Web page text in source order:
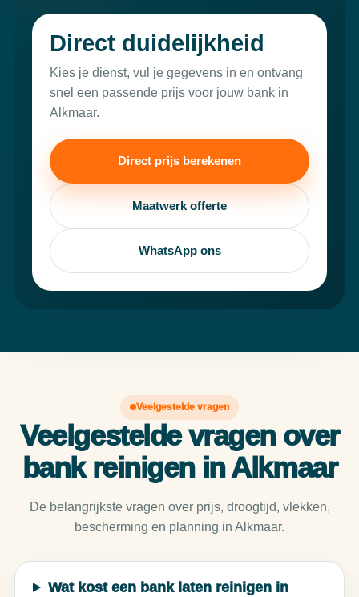
Direct duidelijkheid
Kies je dienst, vul je gegevens in en ontvang
snel een passende prijs voor jouw bank in
Alkmaar.
Direct prijs berekenen
Maatwerk offerte
WhatsApp ons
Veelgestelde vragen
Veelgestelde vragen over
bank reinigen in Alkmaar
De belangrijkste vragen over prijs, droogtijd, vlekken,
bescherming en planning in Alkmaar.
Wat kost een bank laten reinigen in